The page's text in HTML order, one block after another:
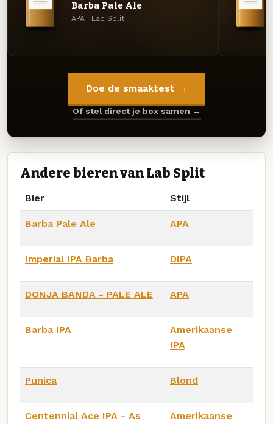
Barba Pale Ale
APA · Lab Split
Doe de smaaktest →
Of stel direct je box samen →
Andere bieren van Lab Split
Bier Stijl
Barba Pale Ale APA
Imperial IPA Barba DIPA
DONJA BANDA - PALE ALE APA
Barba IPA
Amerikaanse
IPA
Punica Blond
Centennial Ace IPA - As
Amerikaanse